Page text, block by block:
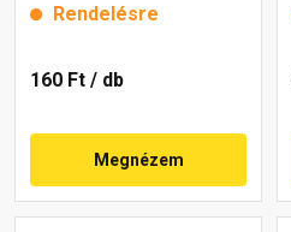
Rendelésre
160 Ft / db
Megnézem